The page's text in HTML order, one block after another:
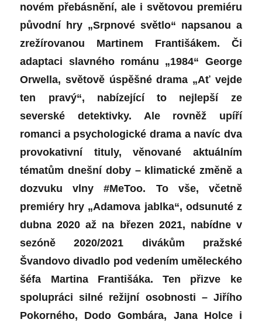
novém přebásnění, ale i světovou premiéru
původní hry „Srpnové světlo“ napsanou a
zrežírovanou Martinem Františákem. Či
adaptaci slavného románu „1984“ George
Orwella, světově úspěšné drama „Ať vejde
ten pravý“, nabízející to nejlepší ze
severské detektivky. Ale rovněž upíří
romanci a psychologické drama a navíc dva
provokativní tituly, věnované aktuálním
tématům dnešní doby – klimatické změně a
dozvuku vlny #MeToo. To vše, včetně
premiéry hry „Adamova jablka“, odsunuté z
dubna 2020 až na březen 2021, nabídne v
sezóně 2020/2021 divákům pražské
Švandovo divadlo pod vedením uměleckého
šéfa Martina Františáka. Ten přizve ke
spolupráci silné režijní osobnosti – Jiřího
Pokorného, Dodo Gombára, Jana Holce i